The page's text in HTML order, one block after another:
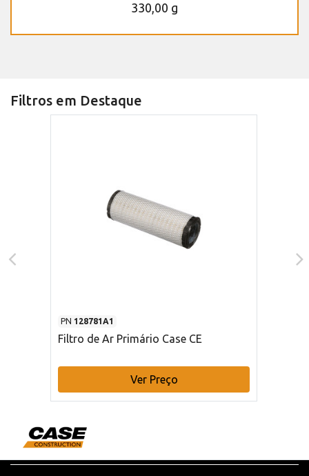
330,00 g
Filtros em Destaque
PN 128781A1
Filtro de Ar Primário Case CE
Ver Preço